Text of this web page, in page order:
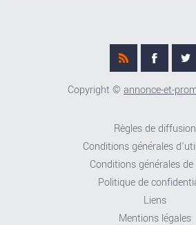
Copyright © annonce-et-
Règles de diffusion
Conditions générales
Conditions générales
Politique de
Liens
Mentions légales